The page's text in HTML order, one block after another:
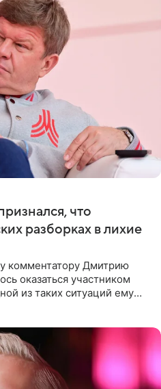
что
разборках в лихие
комментатору Дмитрию
оказаться участником
из таких ситуаций ему